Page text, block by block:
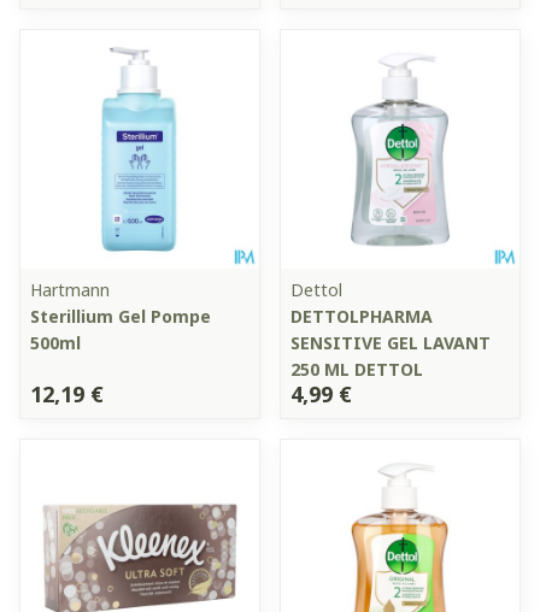
Hartmann
Sterillium Gel Pompe
500ml
12,19 €
Dettol
DETTOLPHARMA
SENSITIVE GEL LAVANT
250 ML DETTOL
4,99 €